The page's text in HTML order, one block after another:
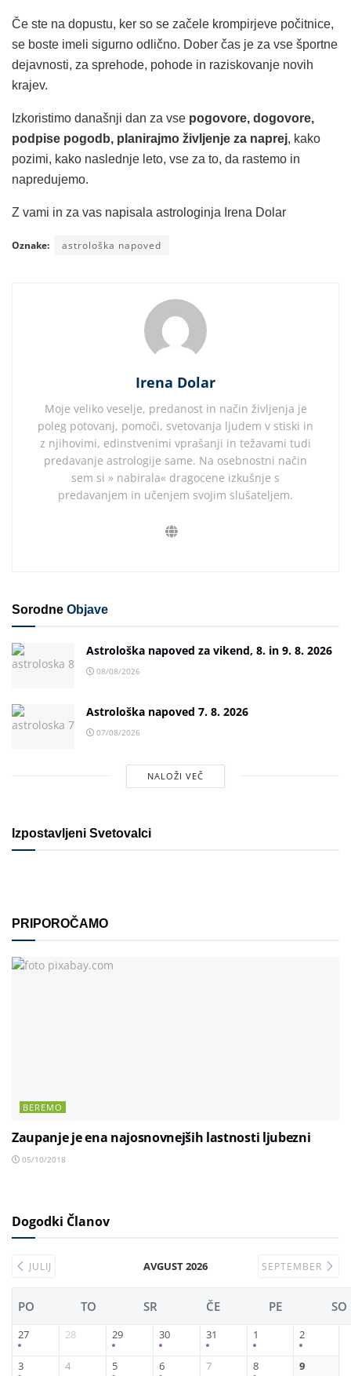
Če ste na dopustu, ker so se začele krompirjeve počitnice,
se boste imeli sigurno odlično. Dober čas je za vse športne
dejavnosti, za sprehode, pohode in raziskovanje novih
krajev.
Izkoristimo današnji dan za vse pogovore, dogovore,
podpise pogodb, planirajmo življenje za naprej, kako
pozimi, kako naslednje leto, vse za to, da rastemo in
napredujemo.
Z vami in za vas napisala astrologinja Irena Dolar
Oznake: astrološka napoved
Irena Dolar
Moje veliko veselje, predanost in način življenja je
poleg potovanj, pomoči, svetovanja ljudem v stiski in
z njihovimi, edinstvenimi vprašanji in težavami tudi
predavanje astrologije same. Na osebnostni način
sem si » nabirala« dragocene izkušnje s
predavanjem in učenjem svojim slušateljem.
Sorodne Objave
Astrološka napoved za vikend, 8. in 9. 8. 2026
08/08/2026
Astrološka napoved 7. 8. 2026
07/08/2026
NALOŽI VEČ
Izpostavljeni Svetovalci
PRIPOROČAMO
BEREMO
Zaupanje je ena najosnovnejših lastnosti ljubezni
05/10/2018
Dogodki Članov
JULIJ AVGUST 2026 SEPTEMBER
PO TO SR ČE PE SO
27 28 29 30 31 1 2
3 4 5 6 7 8 9